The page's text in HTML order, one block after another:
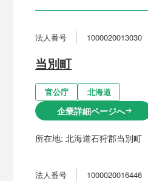
法人番号 1000020013030
当別町
官公庁 北海道
企業詳細ページへarrow_right_alt
所在地:北海道石狩郡当別町
法人番号 1000020016446